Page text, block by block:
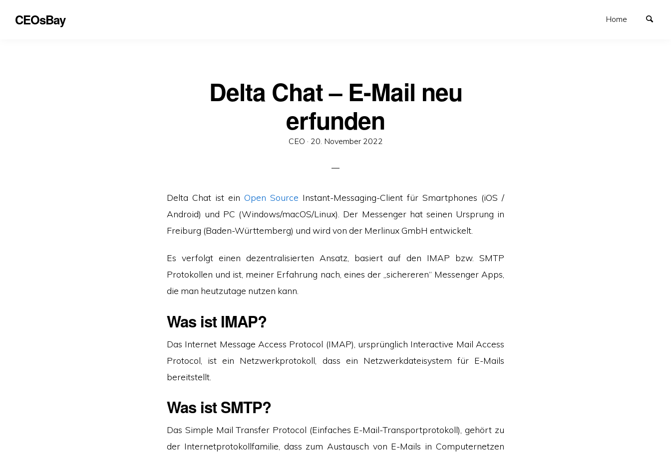
CEOsBay Home
Delta Chat – E-Mail neu
erfunden
CEO · Veröffentlicht
20. November 2022
Delta Chat ist einOpen Source Instant-Messaging-Client für Smartphones (iOS /
Android) und PC (Windows/macOS/Linux). Der Messenger hat seinen Ursprung in
Freiburg (Baden-Württemberg) und wird von der Merlinux GmbH entwickelt.
Es verfolgt einen dezentralisierten Ansatz, basiert auf den IMAP bzw. SMTP
Protokollen und ist, meiner Erfahrung nach, eines der „sichereren“ Messenger Apps,
die man heutzutage nutzen kann.
Was ist IMAP?
Das Internet Message Access Protocol (IMAP), ursprünglich Interactive Mail Access
Protocol, ist ein Netzwerkprotokoll, dass ein Netzwerkdateisystem für E-Mails
bereitstellt.
Was ist SMTP?
Das Simple Mail Transfer Protocol (Einfaches E-Mail-Transportprotokoll), gehört zu
der Internetprotokollfamilie, dass zum Austausch von E-Mails in Computernetzen